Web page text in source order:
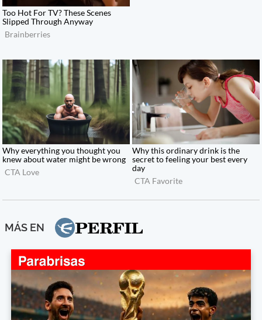
MÁS EN